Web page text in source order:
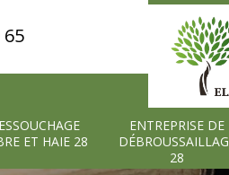
65
ET HAIE 28
ENTREPRISE DE
28